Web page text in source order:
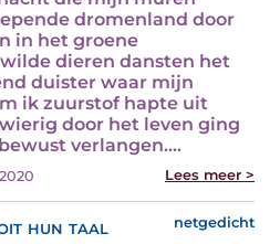
dromenland door
in het groene
dieren dansten het
duister waar mijn
ik zuurstof hapte uit
door het leven ging
verlangen.…
Lees meer >
hun taal netgedicht